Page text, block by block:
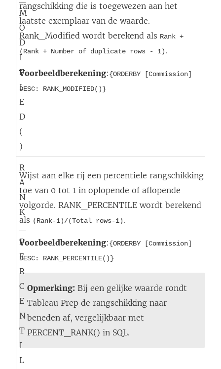
M
O
D
I
F
I
E
D
(
)
rangschikking die is toegewezen aan het
laatste exemplaar van de waarde.
Rank_Modified wordt berekend als Rank +
(Rank + Number of duplicate rows - 1).
Voorbeeldberekening:{ORDERBY [Commission]
DESC: RANK_MODIFIED()}
R
A
N
K
P
E
R
C
E
N
T
I
L
Wijst aan elke rij een percentiele rangschikking
toe van 0 tot 1 in oplopende of aflopende
volgorde. RANK_PERCENTILE wordt berekend
als (Rank-1)/(Total rows-1).
Voorbeeldberekening:{ORDERBY [Commission]
DESC: RANK_PERCENTILE()}
Opmerking: Bij een gelijke waarde rondt
Tableau Prep de rangschikking naar
beneden af, vergelijkbaar met
PERCENT_RANK() in SQL.